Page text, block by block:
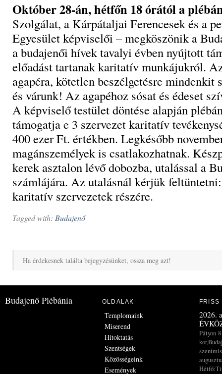
Október 28-án, hétfőn 18 órától a
Szolgálat, a Kárpátaljai Ferencesek és a
Egyesület képviselői – megköszönik a
a budajenői hívek tavalyi évben nyújtott
előadást tartanak karitatív munkájukról.
agapéra, kötetlen beszélgetésre mindenkit
és várunk! Az agapéhoz sósat és édeset
A képviselő testület döntése alapján
támogatja e 3 szervezet karitatív
400 ezer Ft. értékben. Legkésőbb
magánszemélyek is csatlakozhatnak.
kerek asztalon lévő dobozba, utalással a
számlájára. Az utalásnál kérjük
karitatív szervezetek részére.
Tagged with: Budajenő
Ha érdekesnek találta bejegyzésünket, ossza meg azt!
Budajenő Plébánia OLDALAK
Templomaink
Miserend
Hitoktatás
Szentségek
Közösségeink
Események
FRISS
2026.
Pátyon